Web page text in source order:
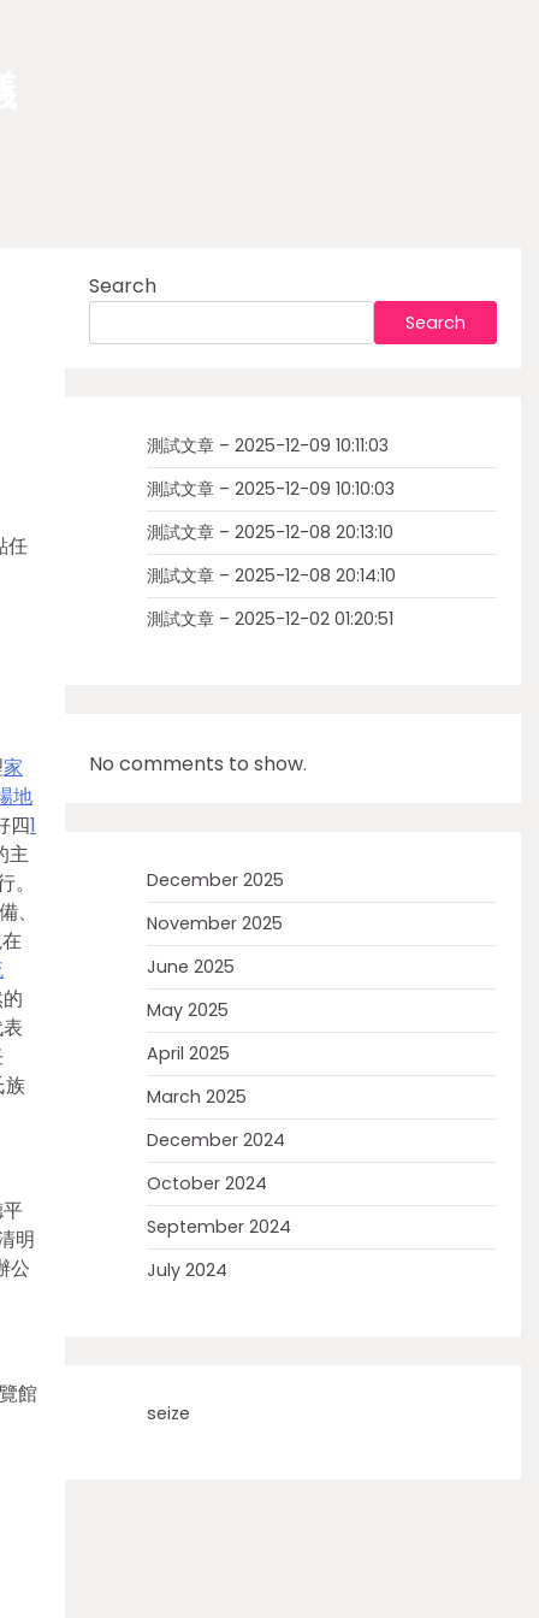
任
家
地
四1
主
、
族
明
公
館
Search
Search
測試文章 – 2025-12-09 10:11:03
測試文章 – 2025-12-09 10:10:03
測試文章 – 2025-12-08 20:13:10
測試文章 – 2025-12-08 20:14:10
測試文章 – 2025-12-02 01:20:51
No comments to show.
December 2025
November 2025
June 2025
May 2025
April 2025
March 2025
December 2024
October 2024
September 2024
July 2024
seize